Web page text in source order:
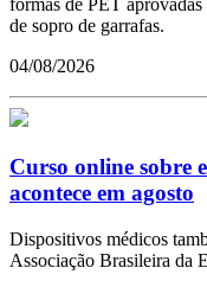
formas de PET
de sopro de garrafas.
04/08/2026
Curso online sobre
acontece em agosto
Dispositivos médicos
Associação Brasileira da